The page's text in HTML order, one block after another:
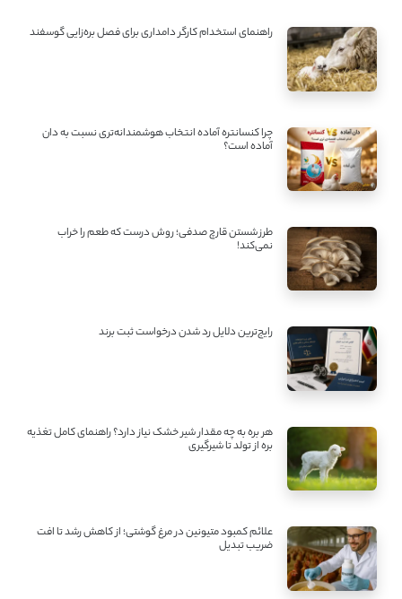
راهنمای استخدام کارگر دامداری برای فصل بره‌زایی گوسفند
چرا کنسانتره آماده انتخاب هوشمندانه‌تری نسبت به دان
آماده است؟
طرز شستن قارچ صدفی؛ روش درست که طعم را خراب
نمی‌کند!
رایج‌ترین دلایل رد شدن درخواست ثبت برند
هر بره به چه مقدار شیر خشک نیاز دارد؟ راهنمای کامل تغذیه
بره از تولد تا شیرگیری
علائم کمبود متیونین در مرغ گوشتی؛ از کاهش رشد تا افت
ضریب تبدیل